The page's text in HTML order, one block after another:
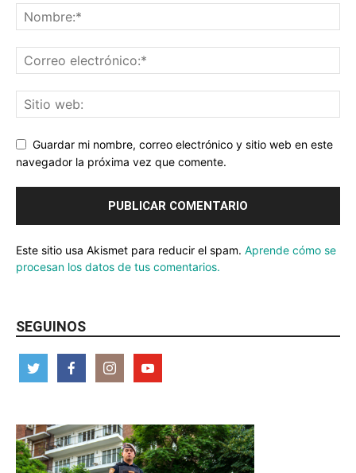
Guardar mi nombre, correo electrónico y sitio web en este
navegador la próxima vez que comente.
Este sitio usa Akismet para reducir el spam. Aprende cómo se
procesan los datos de tus comentarios.
SEGUINOS